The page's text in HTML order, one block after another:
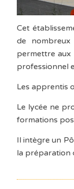
Cet
de nombreux
permettre aux
professionnel
Les apprentis
Le lycée ne
formations
Il intègre un
la préparation